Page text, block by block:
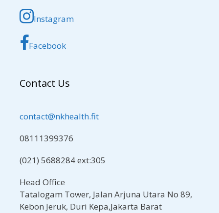
Instagram
Facebook
Contact Us
contact@nkhealth.fit
08111399376
(021) 5688284 ext:305
Head Office
Tatalogam Tower, Jalan Arjuna Utara No 89,
Kebon Jeruk, Duri Kepa,Jakarta Barat